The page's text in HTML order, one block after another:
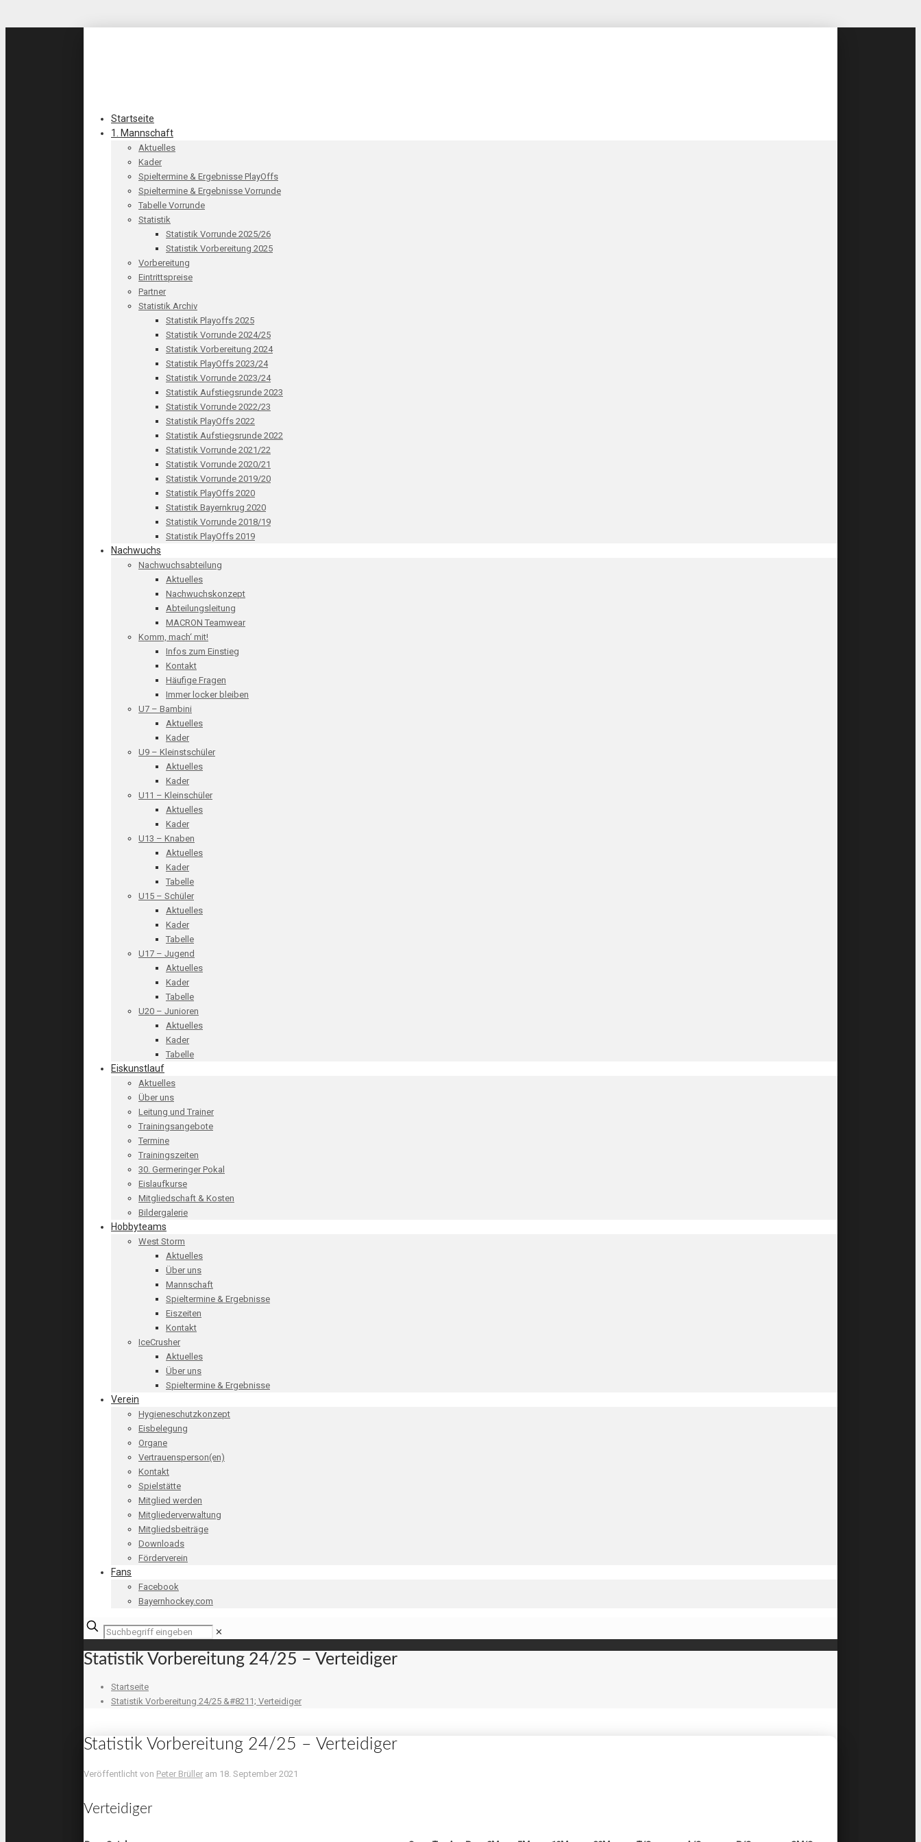
Startseite
1. Mannschaft
Aktuelles
Kader
Spieltermine & Ergebnisse PlayOffs
Spieltermine & Ergebnisse Vorrunde
Tabelle Vorrunde
Statistik
Statistik Vorrunde 2025/26
Statistik Vorbereitung 2025
Vorbereitung
Eintrittspreise
Partner
Statistik Archiv
Statistik Playoffs 2025
Statistik Vorrunde 2024/25
Statistik Vorbereitung 2024
Statistik PlayOffs 2023/24
Statistik Vorrunde 2023/24
Statistik Aufstiegsrunde 2023
Statistik Vorrunde 2022/23
Statistik PlayOffs 2022
Statistik Aufstiegsrunde 2022
Statistik Vorrunde 2021/22
Statistik Vorrunde 2020/21
Statistik Vorrunde 2019/20
Statistik PlayOffs 2020
Statistik Bayernkrug 2020
Statistik Vorrunde 2018/19
Statistik PlayOffs 2019
Nachwuchs
Nachwuchsabteilung
Aktuelles
Nachwuchskonzept
Abteilungsleitung
MACRON Teamwear
Komm, mach‘ mit!
Infos zum Einstieg
Kontakt
Häufige Fragen
Immer locker bleiben
U7 – Bambini
Aktuelles
Kader
U9 – Kleinstschüler
Aktuelles
Kader
U11 – Kleinschüler
Aktuelles
Kader
U13 – Knaben
Aktuelles
Kader
Tabelle
U15 – Schüler
Aktuelles
Kader
Tabelle
U17 – Jugend
Aktuelles
Kader
Tabelle
U20 – Junioren
Aktuelles
Kader
Tabelle
Eiskunstlauf
Aktuelles
Über uns
Leitung und Trainer
Trainingsangebote
Termine
Trainingszeiten
30. Germeringer Pokal
Eislaufkurse
Mitgliedschaft & Kosten
Bildergalerie
Hobbyteams
West Storm
Aktuelles
Über uns
Mannschaft
Spieltermine & Ergebnisse
Eiszeiten
Kontakt
IceCrusher
Aktuelles
Über uns
Spieltermine & Ergebnisse
Verein
Hygieneschutzkonzept
Eisbelegung
Organe
Vertrauensperson(en)
Kontakt
Spielstätte
Mitglied werden
Mitgliederverwaltung
Mitgliedsbeiträge
Downloads
Förderverein
Fans
Facebook
Bayernhockey.com
✕
Statistik Vorbereitung 24/25 – Verteidiger
Startseite
Statistik Vorbereitung 24/25 &#8211; Verteidiger
Statistik Vorbereitung 24/25 – Verteidiger
Veröffentlicht von Peter Brüller am 18. September 2021
Verteidiger